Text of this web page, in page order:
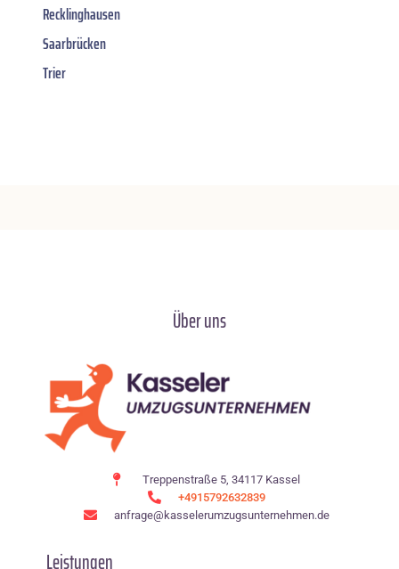
Recklinghausen
Saarbrücken
Trier
Über uns
Treppenstraße 5, 34117 Kassel
+4915792632839
anfrage@kasselerumzugsunternehmen.de
Leistungen